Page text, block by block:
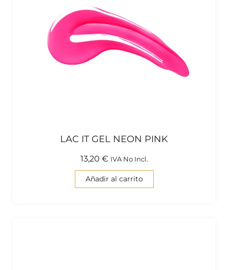
LAC IT GEL NEON PINK
13,20 € IVA No Incl.
Añadir al carrito